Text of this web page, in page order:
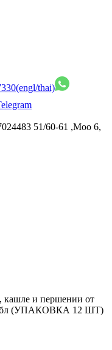
(engl/thai)
51/60-61 ,Moo 6,
кашле и першении от
(УПАКОВКА 12 ШТ)